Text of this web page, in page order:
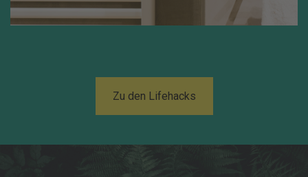
Zu den Lifehacks